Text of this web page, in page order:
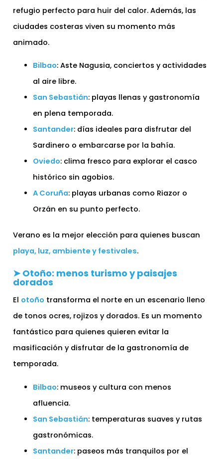
refugio perfecto para huir del calor. Además, las
ciudades costeras viven su momento más
animado.
Bilbao: Aste Nagusia, conciertos y actividades
al aire libre.
San Sebastián: playas llenas y gastronomía
en plena temporada.
Santander: días ideales para disfrutar del
Sardinero o embarcarse por la bahía.
Oviedo: clima fresco para explorar el casco
histórico sin agobios.
A Coruña: playas urbanas como Riazor o
Orzán en su punto perfecto.
Verano es la mejor elección para quienes buscan
playa, luz, ambiente y festivales.
➤ Otoño: menos turismo y paisajes
dorados
El otoño transforma el norte en un escenario lleno
de tonos ocres, rojizos y dorados. Es un momento
fantástico para quienes quieren evitar la
masificación y disfrutar de la gastronomía de
temporada.
Bilbao: museos y cultura con menos
afluencia.
San Sebastián: temperaturas suaves y rutas
gastronómicas.
Santander: paseos más tranquilos por el